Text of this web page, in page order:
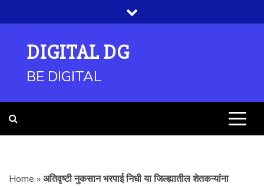
to
DIGITAL DG
BE DIGITAL
Home » अतिवृष्टी नुकसान भरपाई निधी या जिल्ह्यातील शेतकऱ्यांना